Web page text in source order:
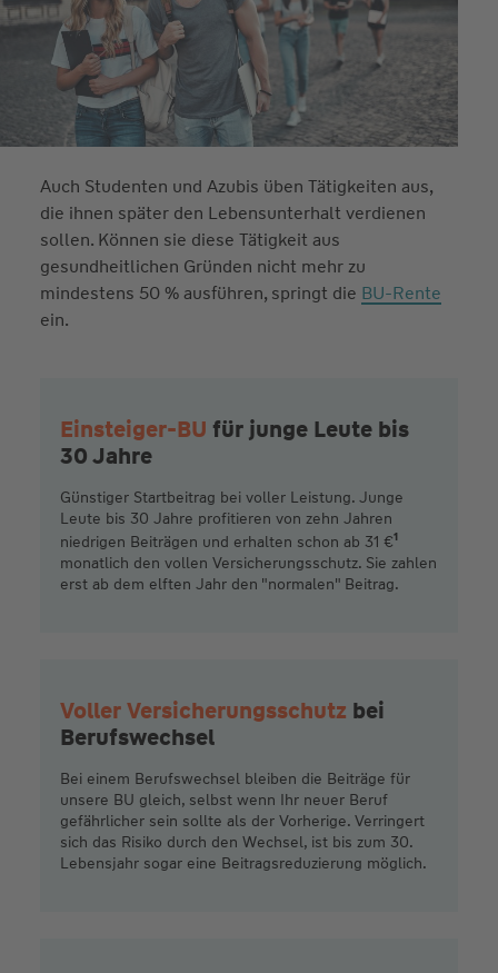
BU-Rente
Einsteiger-BU für junge Leute bis
30 Jahre
Günstiger Startbeitrag bei voller Leistung. Junge
Leute bis 30 Jahre profitieren von zehn Jahren
niedrigen Beiträgen und erhalten schon ab 31 €1
monatlich den vollen Versicherungsschutz. Sie zahlen
erst ab dem elften Jahr den "normalen" Beitrag.
Voller Versicherungsschutz bei
Berufswechsel
Bei einem Berufswechsel bleiben die Beiträge für
unsere BU gleich, selbst wenn Ihr neuer Beruf
gefährlicher sein sollte als der Vorherige. Verringert
sich das Risiko durch den Wechsel, ist bis zum 30.
Lebensjahr sogar eine Beitragsreduzierung möglich.